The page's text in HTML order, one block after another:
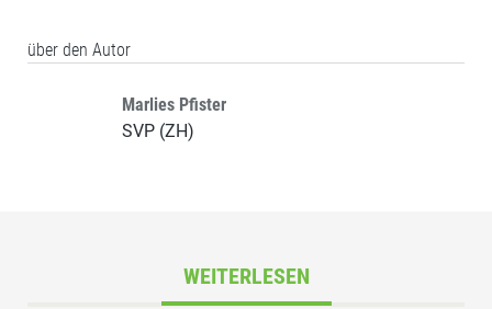
über den Autor
Marlies Pfister
SVP (ZH)
WEITERLESEN